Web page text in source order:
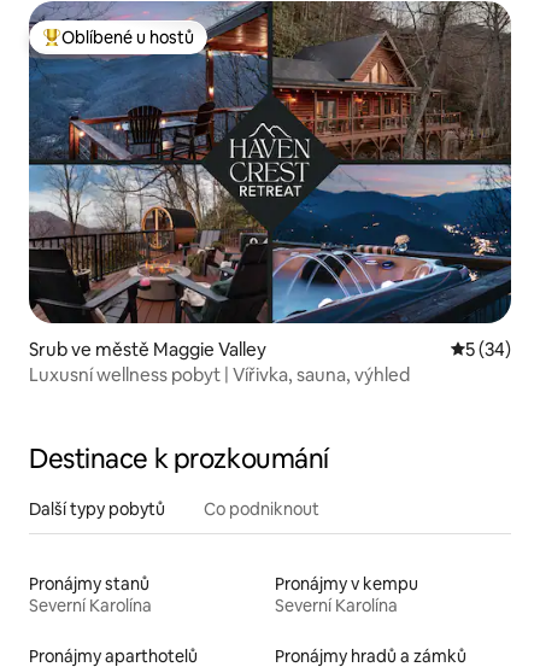
Nejlepší v kategorii Oblíbené u hostů
Oblíbené u hostů
Srub ve městě Maggie Valley Průměrné
5 (34)
Luxusní wellness pobyt | Vířivka, sauna, výhled
Destinace k prozkoumání
Další typy pobytů Co podniknout
Pronájmy stanů
Severní Karolína
Pronájmy v kempu
Severní Karolína
Pronájmy aparthotelů
Pronájmy hradů a zámků